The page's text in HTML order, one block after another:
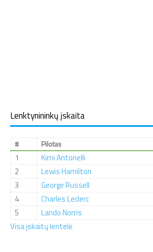
Lenktynininkų įskaita
# Pilotas
1 Kimi Antonelli
2
Lewis Hamilton
3
George Russell
4
Charles Leclerc
5
Lando Norris
Visa įskaitų lentelė